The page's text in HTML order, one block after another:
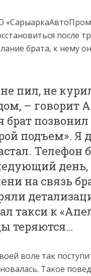
после
брата, к нему
пил, не
– говорит
позвонил
подъем». Я
день,
на связь
такси к
теряются…
воле так
Такое